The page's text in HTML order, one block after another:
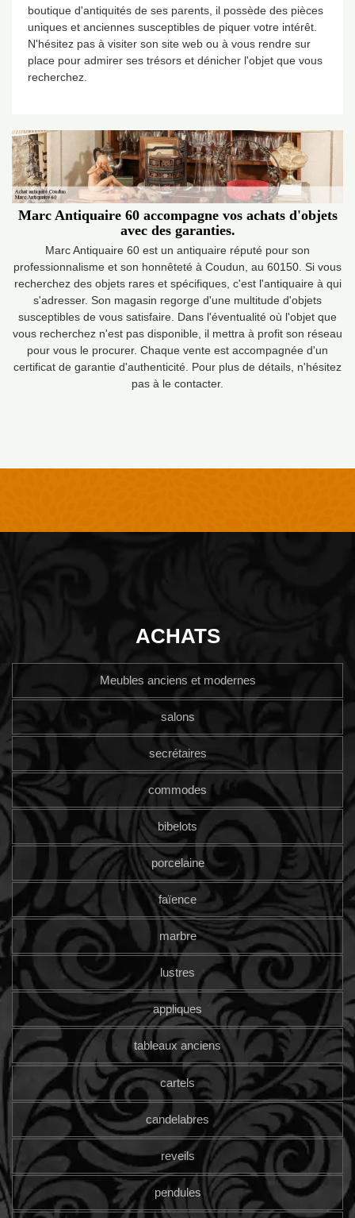
boutique d'antiquités de ses parents, il possède des pièces
uniques et anciennes susceptibles de piquer votre intérêt.
N'hésitez pas à visiter son site web ou à vous rendre sur
place pour admirer ses trésors et dénicher l'objet que vous
recherchez.
Marc Antiquaire 60 accompagne vos achats d'objets
avec des garanties.
Marc Antiquaire 60 est un antiquaire réputé pour son
professionnalisme et son honnêteté à Coudun, au 60150. Si vous
recherchez des objets rares et spécifiques, c'est l'antiquaire à qui
s'adresser. Son magasin regorge d'une multitude d'objets
susceptibles de vous satisfaire. Dans l'éventualité où l'objet que
vous recherchez n'est pas disponible, il mettra à profit son réseau
pour vous le procurer. Chaque vente est accompagnée d'un
certificat de garantie d'authenticité. Pour plus de détails, n'hésitez
pas à le contacter.
ACHATS
Meubles anciens et modernes
salons
secrétaires
commodes
bibelots
porcelaine
faïence
marbre
lustres
appliques
tableaux anciens
cartels
candelabres
reveils
pendules